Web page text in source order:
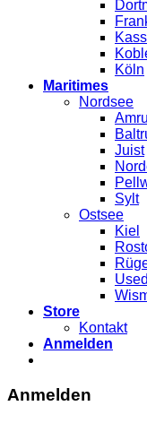
Köln
Maritimes
Nordsee
Juist
Sylt
Ostsee
Kiel
Store
Kontakt
Anmelden
Anmelden